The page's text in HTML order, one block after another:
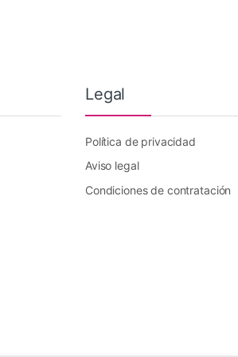
Legal
Política de privacidad
Aviso legal
Condiciones de contratación